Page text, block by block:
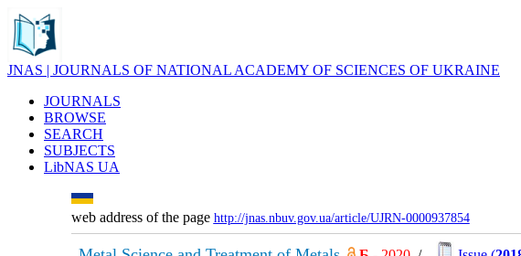
JNAS | JOURNALS OF NATIONAL ACADEMY OF SCIENCES OF UKRAINE
JOURNALS
BROWSE
SEARCH
SUBJECTS
LibNAS UA
web address of the page http://jnas.nbuv.gov.ua/article/UJRN-0000937854